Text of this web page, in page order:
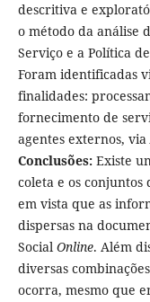
descritiva e
o método da análise
Serviço e a Política
Foram identificadas
finalidades:
fornecimento de
agentes externos, via
Conclusões: Existe
coleta e os
em vista que as
dispersas na
Social Online. Além
diversas
ocorra, mesmo que